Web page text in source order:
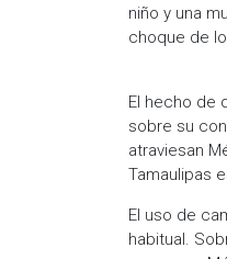
niño y una
choque de
El hecho de
sobre su
atraviesan
Tamaulipas
El uso de
habitual.